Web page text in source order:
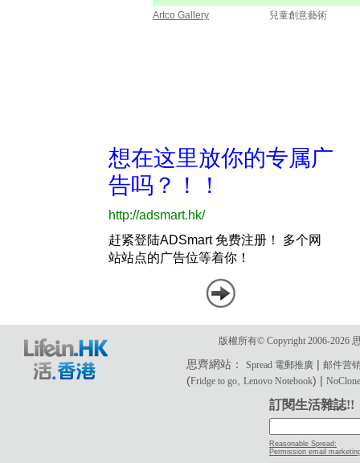
Artco Gallery 兒童創意藝術
版權所有© Copyright 2006-2026
思齊網站：Spread 電郵推廣 |邮件营
(Fridge to go ,Lenovo Notebook) |